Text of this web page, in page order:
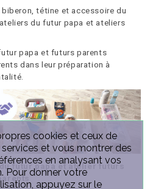
tétine et accessoire du
du futur papa et ateliers
papa et futurs parents
dans leur préparation à
futur papa et atelier futurs
cookies et ceux de
et vous montrer des
en analysant vos
Pour donner votre
appuyez sur le